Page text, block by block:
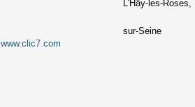
www.clic7.com
L'Häy-les-
sur-Seine